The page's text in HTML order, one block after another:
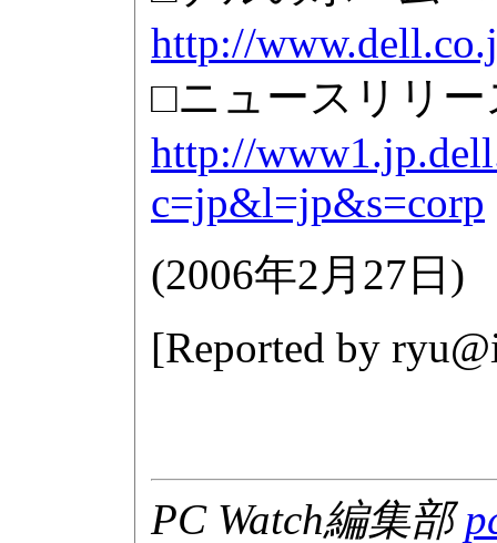
http://
□ニュースリリー
http://
c=jp&l=jp&s=corp
(2006年2月27日 )
[Reported by
PC Watch編集部